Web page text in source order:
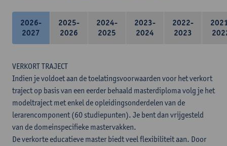
2026-
2027
2025-
2026
2024-
2025
2023-
2024
2022-
2023
VERKORT TRAJECT
Indien je voldoet aan de toelatingsvoorwaarden voor het verkort
traject op basis van een eerder behaald masterdiploma volg je het
modeltraject met enkel de opleidingsonderdelen van de
lerarencomponent (60 studiepunten). Je bent dan vrijgesteld
van de domeinspecifieke mastervakken.
De verkorte educatieve master biedt veel flexibiliteit aan. Door